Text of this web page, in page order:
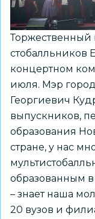
Торжественный
стобалльников
концертном
июля. Мэр
Георгиевич
выпускников,
образования
стране, у нас
образованным
– знает наша
20 вузов и